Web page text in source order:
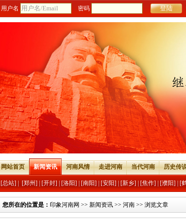
用户名 密码
网站首页 新闻资讯 河南风情 走进河南 当代河南 历史传
[总站] [郑州] [开封] [洛阳] [南阳] [安阳] [新乡] [焦作] [濮阳] [
您所在的位置是： 印象河南网 >> 新闻资讯 >> 河南 >> 浏览文章